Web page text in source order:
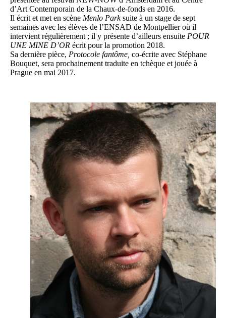
d’Art Contemporain de la Chaux-de-fonds en 2016.
Il écrit et met en scène Menlo Parksuite à un stage de sept
semaines avec les élèves de l’ENSAD de Montpellier où il
intervient régulièrement ; il y présente d’ailleurs ensuite POUR
UNE MINE D’OR écrit pour la promotion 2018.
Sa dernière pièce, Protocole fantôme, co-écrite avec Stéphane
Bouquet, sera prochainement traduite en tchèque et jouée à
Prague en mai 2017.